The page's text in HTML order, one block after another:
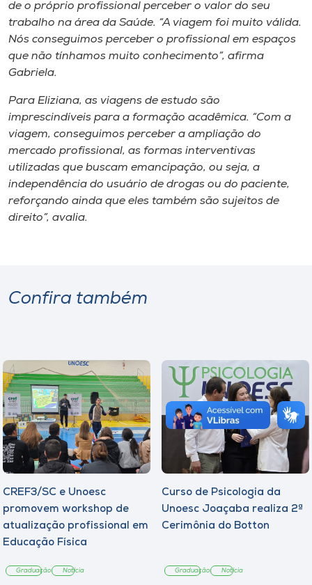
de o próprio profissional perceber o valor do seu
trabalho na área da Saúde. “A viagem foi muito válida.
Nós conseguimos perceber o profissional em espaços
que não tínhamos muito conhecimento”, afirma
Gabriela.
Para Eliziana, as viagens de estudo são
imprescindíveis para a formação acadêmica. “Com a
viagem, conseguimos perceber a ampliação do
mercado profissional, as formas interventivas
utilizadas que buscam emancipação, ou seja, a
independência do usuário de drogas ou do paciente,
reforçando ainda que eles também são sujeitos de
direito”, avalia.
Confira também
CREF3/SC e Unoesc
promovem workshop de
atualização profissional em
Educação Física
Graduação Notícia
Curso de Psicologia da
Unoesc Joaçaba realiza 2ª
Cerimônia do Botton
Graduação Notícia